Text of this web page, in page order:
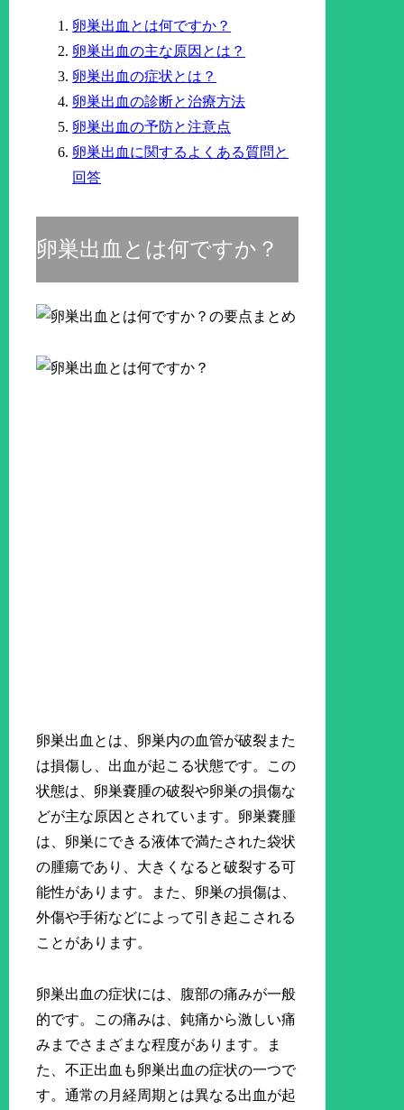
卵巣出血とは何ですか？
卵巣出血の主な原因とは？
卵巣出血の症状とは？
卵巣出血の診断と治療方法
卵巣出血の予防と注意点
卵巣出血に関するよくある質問と
回答
卵巣出血とは何ですか？
卵巣出血とは、卵巣内の血管が破裂また
は損傷し、出血が起こる状態です。この
状態は、卵巣嚢腫の破裂や卵巣の損傷な
どが主な原因とされています。卵巣嚢腫
は、卵巣にできる液体で満たされた袋状
の腫瘍であり、大きくなると破裂する可
能性があります。また、卵巣の損傷は、
外傷や手術などによって引き起こされる
ことがあります。
卵巣出血の症状には、腹部の痛みが一般
的です。この痛みは、鈍痛から激しい痛
みまでさまざまな程度があります。ま
た、不正出血も卵巣出血の症状の一つで
す。通常の月経周期とは異なる出血が起